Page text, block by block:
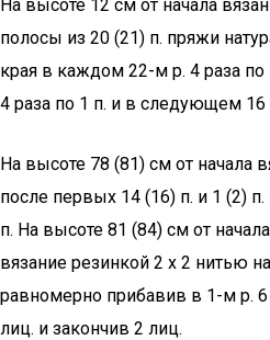
На высоте 12 см от начала
полосы из 20 (21) п. пряжи
края в каждом 22-м р. 4 раза
4 раза по 1 п. и в следующем 16
На высоте 78 (81) см от начала
после первых 14 (16) п. и 1 (2)
п. На высоте 81 (84) см от
вязание резинкой 2 х 2 нитью
равномерно прибавив в 1-м р. 6
лиц. и закончив 2 лиц.